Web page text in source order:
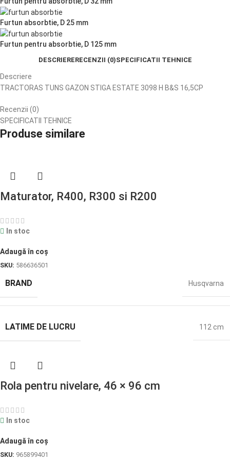
Furtun absorbtie, D 25 mm
Furtun pentru absorbtie, D 125 mm
DESCRIERERECENZII (0)SPECIFICATII TEHNICE
Descriere
TRACTORAS TUNS GAZON STIGA ESTATE 3098 H B&S 16,5CP
Recenzii (0)
SPECIFICATII TEHNICE
Produse similare
Maturator, R400, R300 si R200
In stoc
Adaugă în coș
SKU: 586636501
BRAND Husqvarna
LATIME DE LUCRU 112 cm
Rola pentru nivelare, 46 × 96 cm
In stoc
Adaugă în coș
SKU: 965899401